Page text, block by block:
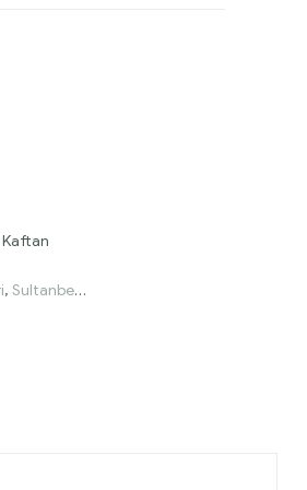
, Sultanbeyli Kaftan ve Bindallı Modelleri